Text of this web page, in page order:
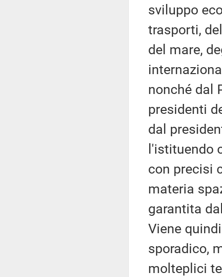
sviluppo
trasporti,
del mare,
nonché dal
presidenti
dal
l'istituendo
con precisi
materia
garantita
Viene
sporadico,
molteplici